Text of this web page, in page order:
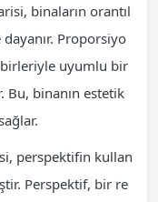
binaların orantıl
Proporsiyo
uyumlu bir
binanın estetik
perspektifin kullan
Perspektif, bir re